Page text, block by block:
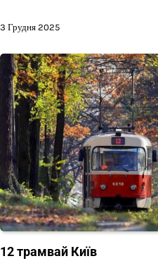
3 Грудня 2025
12 трамвай Київ